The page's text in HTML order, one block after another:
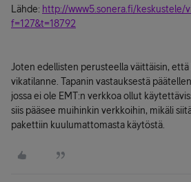
Lähde: http://www5.sonera.fi/keskustele/
f=127&t=18792
Joten edellisten perusteella väittäisin, että
vikatilanne. Tapanin vastauksestä
jossa ei ole EMT:n verkkoa ollut
siis pääsee muihinkin verkkoihin, mikäli
pakettiin kuulumattomasta käytöstä.